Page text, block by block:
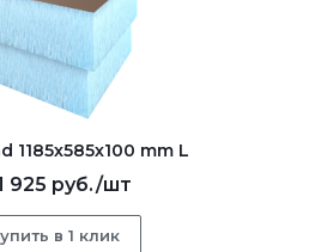
1185х585х100 mm L
925 руб./шт
в 1 клик